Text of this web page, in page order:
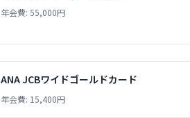
年会費: 55,000円
ANA JCBワイドゴールドカード
年会費: 15,400円